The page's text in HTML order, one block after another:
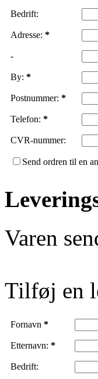
Bedrift:
Adresse: *
-
By: *
Postnummer: *
Telefon: *
CVR-nummer:
Send ordren til en
Varen
Tilføj en
Fornavn *
Etternavn: *
Bedrift: